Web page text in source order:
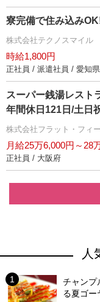
寮完備で住み込み
株式会社テクノスマイル
時給1,800円
正社員 / 派遣社員 / 愛知県
スーパー銭湯レスト
年間休日121日/土日
株式会社フラット・フィ
月給25万6,000円～28
正社員 / 大阪府
人
チャンプ
る夏ゴー